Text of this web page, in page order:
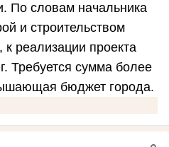
По словам начальника
и строительством
реализации проекта
Требуется сумма более
бюджет города.